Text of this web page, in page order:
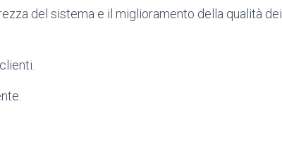
del sistema e il miglioramento della qualità dei